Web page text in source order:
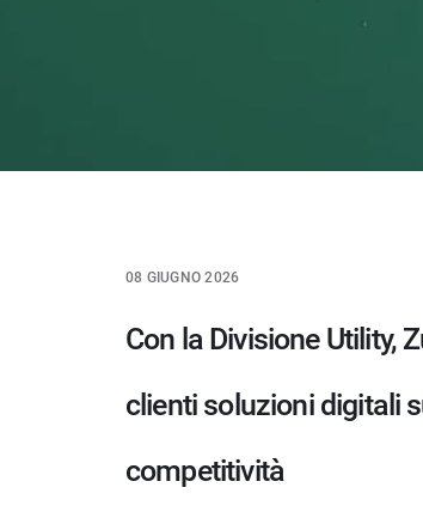
08 GIUGNO 2026
Con la Divisione Utility,
clienti soluzioni digitali
competitività